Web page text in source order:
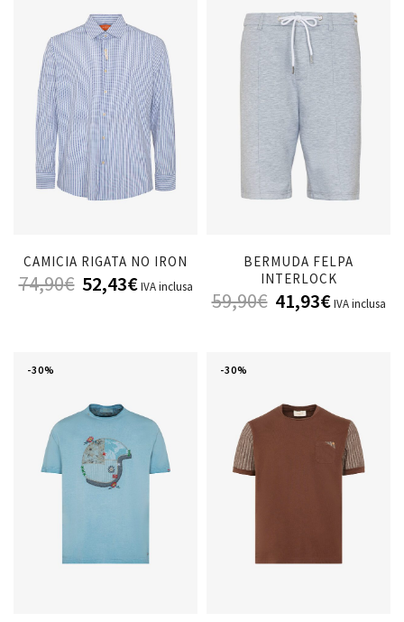
CAMICIA RIGATA NO IRON
74,90€ 52,43€ IVA inclusa
BERMUDA FELPA
INTERLOCK
59,90€ 41,93€ IVA inclusa
-30% -30%